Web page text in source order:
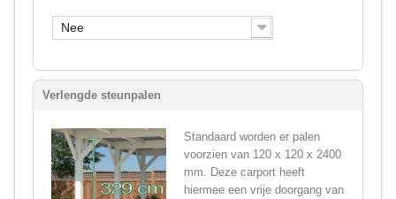
Nee
Verlengde steunpalen
Standaard worden er palen
voorzien van 120 x 120 x 2400
mm. Deze carport heeft
hiermee een vrije doorgang van